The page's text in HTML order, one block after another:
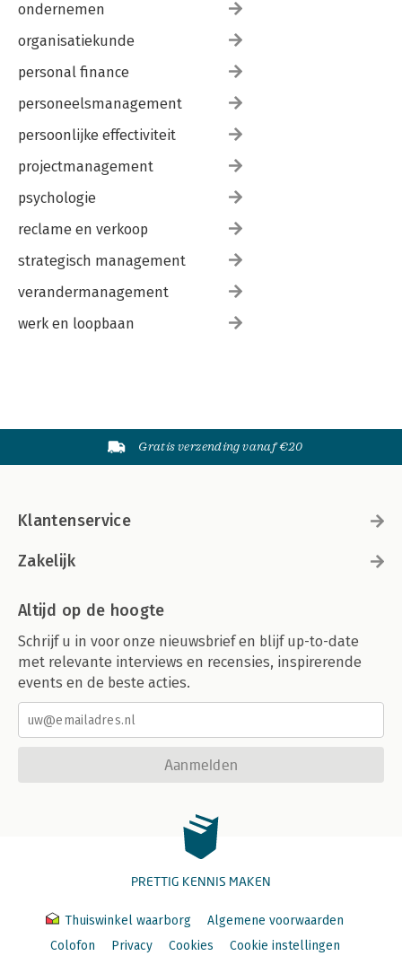
ondernemen
organisatiekunde
personal finance
personeelsmanagement
persoonlijke effectiviteit
projectmanagement
psychologie
reclame en verkoop
strategisch management
verandermanagement
werk en loopbaan
Gratis verzending vanaf €20
Klantenservice
Zakelijk
Altijd op de hoogte
Schrijf u in voor onze nieuwsbrief en blijf up-to-date
met relevante interviews en recensies, inspirerende
events en de beste acties.
Aanmelden
PRETTIG KENNIS MAKEN
Thuiswinkel waarborg
Algemene voorwaarden
Colofon
Privacy Cookies Cookie instellingen